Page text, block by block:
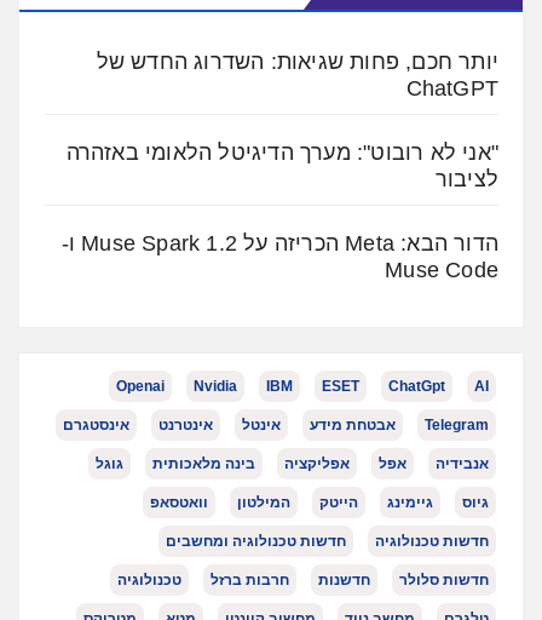
יותר חכם, פחות שגיאות: השדרוג החדש של
ChatGPT
"אני לא רובוט": מערך הדיגיטל הלאומי באזהרה
לציבור
הדור הבא: Meta הכריזה על Muse Spark 1.2 ו-
Muse Code
AI
ChatGpt
ESET
IBM
Nvidia
Openai
Telegram אבטחת מידע אינטל אינטרנט אינסטגרם
אנבידיה אפל אפליקציה בינה מלאכותית גוגל
גיוס גיימינג הייטק המילטון וואטסאפ
חדשות טכנולוגיה חדשות טכנולוגיה ומחשבים
חדשות סלולר חדשנות חרבות ברזל טכנולוגיה